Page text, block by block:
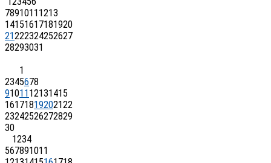
7891011 1213
14151617181920
21222324252627
28293031
1
2345678
91011 12131415
16171819202122
23242526272829
30
1234
567891011